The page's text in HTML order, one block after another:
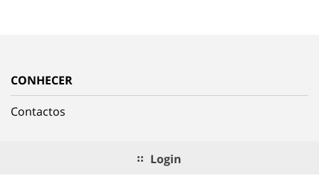
CONHECER
Contactos
Login